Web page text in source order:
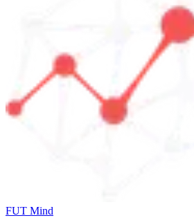
FUT Mind